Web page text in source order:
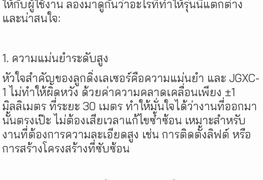
ให้กับผู้ใช้งาน ลองมาดูกันว่าอะไรที่ทำให้รุ่นนี้แตกต่าง
และน่าสนใจ:
1. ความแม่นยำระดับสูง
หัวใจสำคัญของลูกดิ่งเลเซอร์คือความแม่นยำ และ JGXC-
1 ไม่ทำให้ผิดหวัง ด้วยค่าความคลาดเคลื่อนเพียง ±1
มิลลิเมตร ที่ระยะ 30 เมตร ทำให้มั่นใจได้ว่างานที่ออกมา
นั้นตรงเป๊ะ ไม่ต้องเสียเวลาแก้ไขซ้ำซ้อน เหมาะสำหรับ
งานที่ต้องการความละเอียดสูง เช่น การติดตั้งลิฟต์ หรือ
การสร้างโครงสร้างที่ซับซ้อน